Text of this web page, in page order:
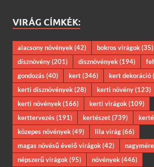
VIRÁG CÍMKÉK:
alacsony növények(42) bokros virágok(35)
dísznövény(201) dísznövények(194)
gondozás(40) kert(346) kert dekoráció
kerti dísznövények(28) kerti növény(123)
kerti növények(166) kerti virágok(109)
kerttervezés(191) kertészet(739)
közepes növények(49) lila virág(66)
magas növésű évelő virágok(42)
népszerű virágok(95) növények(446)